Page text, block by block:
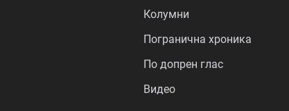
Колумни
Погранична хроника
По допрен глас
Видео